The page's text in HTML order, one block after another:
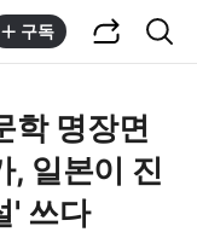
구독
학 명장면
일본이 진
' 쓰다